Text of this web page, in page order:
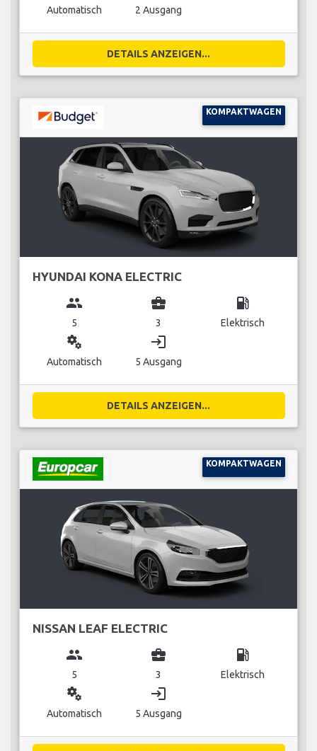
Automatisch 2 Ausgang
DETAILS ANZEIGEN...
KOMPAKTWAGEN
HYUNDAI KONA ELECTRIC
group
5
business_center
3
local_gas_station
Elektrisch
miscellaneous_services
Automatisch
login
5 Ausgang
DETAILS ANZEIGEN...
KOMPAKTWAGEN
NISSAN LEAF ELECTRIC
group
5
business_center
3
local_gas_station
Elektrisch
miscellaneous_services
Automatisch
login
5 Ausgang